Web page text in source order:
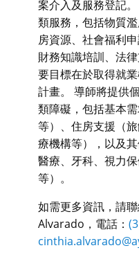
案介入及服務登記
類服務，包括物質
房資源、社會福利
財務知識培訓、法
要目標在於取得就
計畫。 導師將提供
類障礙，包括基本
等）、住房支援（
療機構等），以及
醫療、牙科、視力
等）。
如需更多資訊，請
Alvarado，電話：